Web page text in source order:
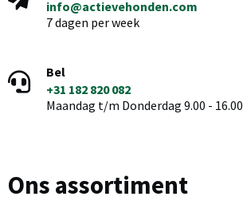
info@actievehonden.com
7 dagen per week
Bel
+31 182 820 082
Maandag t/m Donderdag 9.00 - 16.00
Ons assortiment